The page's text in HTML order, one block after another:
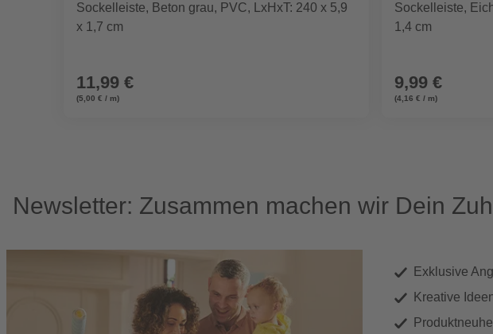
Sockelleiste, Beton grau, PVC, LxHxT: 240 x 5,9
x 1,7 cm
11,99 €
(5,00 € / m)
Sockelleiste,
1,4 cm
9,99 €
(4,16 € / m)
Newsletter: Zusammen machen wir Dein
Exklusive
Kreative